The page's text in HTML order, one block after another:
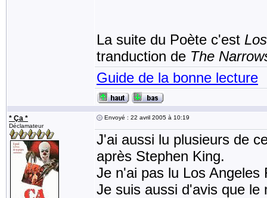
La suite du Poète c'est
tranduction de The
Guide de la bonne lecture
* Ça *
Déclamateur
Envoyé : 22 avril 2005 à 10:19
J'ai aussi lu plusieurs de
après Stephen King.
Je n'ai pas lu Los
Je suis aussi d'avis que le